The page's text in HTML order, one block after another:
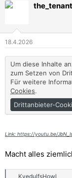
k
e
the_tenant
18.4.2026
Um diese Inhalte
zum Setzen von
Für weitere
Cookies.
Drittanbieter-
Link: https://youtu.be/
Macht alles
KvedulfsHowl